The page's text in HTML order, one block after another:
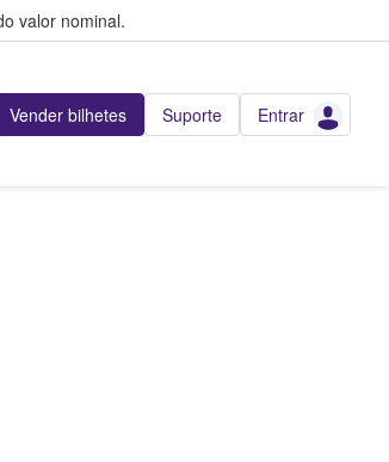
valor nominal.
Vender bilhetes Suporte Entrar